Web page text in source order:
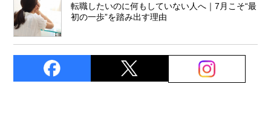
転職したいのに何もしていない人へ｜7月こそ“最
初の一歩”を踏み出す理由